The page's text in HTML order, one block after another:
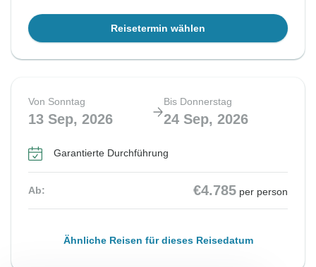
Reisetermin wählen
Von Sonntag
13 Sep, 2026
Bis Donnerstag
24 Sep, 2026
Garantierte Durchführung
Ab: €4.785 per person
Ähnliche Reisen für dieses Reisedatum